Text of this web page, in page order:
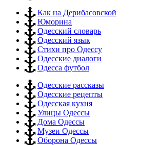
Как на Дерибасовской
Юморина
Одесский словарь
Одесский язык
Стихи про Одессу
Одесские диалоги
Одесса футбол
Одесские рассказы
Одесские рецепты
Одесская кухня
Улицы Одессы
Дома Одессы
Музеи Одессы
Оборона Одессы